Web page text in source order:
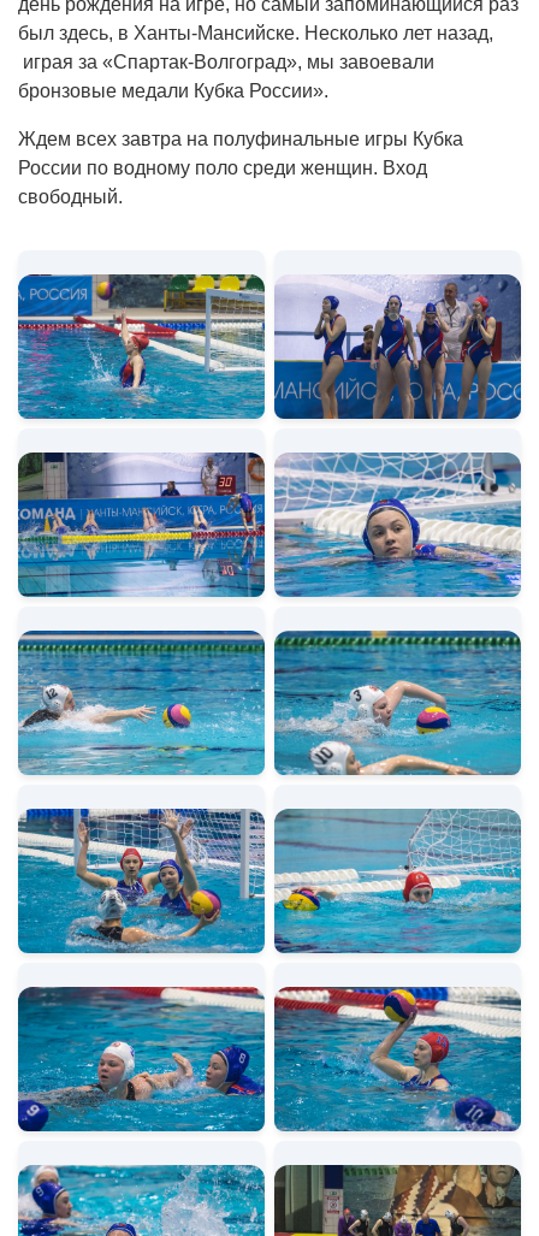
день рождения на игре, но самый запоминающийся раз
был здесь, в Ханты-Мансийске. Несколько лет назад,
играя за «Спартак-Волгоград», мы завоевали
бронзовые медали Кубка России».
Ждем всех завтра на полуфинальные игры Кубка
России по водному поло среди женщин. Вход
свободный.